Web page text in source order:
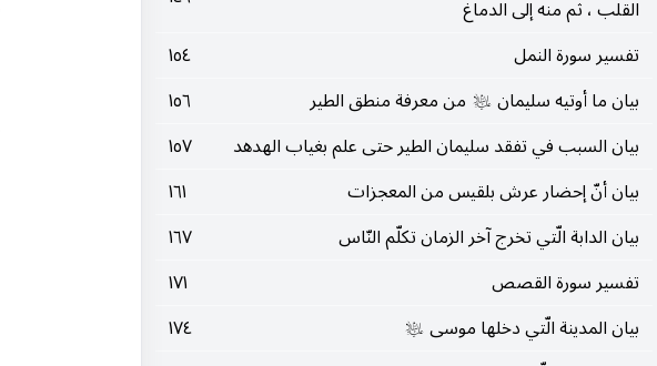
القلب ، ثم منه إلى الدماغ
تفسير سورة النمل
١٥٤
بيان ما أوتيه سليمان عليه‌السلام من معرفة منطق الطير
١٥٦
بيان السبب في تفقد سليمان الطير حتى علم بغياب الهدهد
١٥٧
بيان أنّ إحضار عرش بلقيس من المعجزات
١٦١
بيان الدابة الّتي تخرج آخر الزمان تكلّم النّاس
١٦٧
تفسير سورة القصص
١٧١
بيان المدينة الّتي دخلها موسى عليه‌السلام
١٧٤